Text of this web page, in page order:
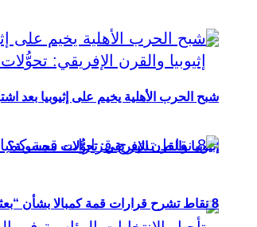
إثيوبيا والقرن الإفريقي: تحوُّلات محسوبة؟
شبح الحرب الأهلية يخيم على إثيوبيا بعد
8 نقاط تشرح قرارات قمة كمبالا بشأن “بعثة أوصوم” في الصومال؟